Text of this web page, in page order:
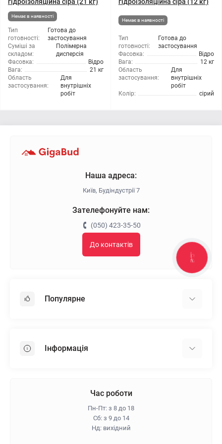
Немає в наявності
Тип
готовності:
Готова до
застосування
Суміші за
складом:
Полімерна
дисперсія
Фасовка:
Відро
Вага:
21 кг
Область
застосування:
Для
внутрішніх
робіт
Немає в наявності
Тип
готовності:
Готова до
застосування
Фасовка:
Відро
Вага:
12 кг
Область
застосування:
Для
внутрішніх
робіт
Колір:
сірий
Наша адреса:
Київ, Будіндустрії 7
Зателефонуйте нам:
(050) 423-35-50
До контактів
Популярне
Пінопласт
Інформація
Гарантія та повернення
Час роботи
Пн-Пт: з 8 до 18
Сб: з 9 до 14
Нд: вихідний
КНОПКА
ЗВ'ЯЗКУ